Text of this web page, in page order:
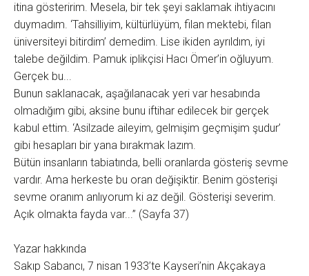
itina gösteririm. Mesela, bir tek şeyi saklamak ihtiyacını
duymadım. ‘Tahsilliyim, kültürlüyüm, filan mektebi, filan
üniversiteyi bitirdim’ demedim. Lise ikiden ayrıldım, iyi
talebe değildim. Pamuk iplikçisi Hacı Ömer’in oğluyum.
Gerçek bu...
Bunun saklanacak, aşağılanacak yeri var hesabında
olmadığım gibi, aksine bunu iftihar edilecek bir gerçek
kabul ettim. ‘Asilzade aileyim, gelmişim geçmişim şudur’
gibi hesapları bir yana bırakmak lazım.
Bütün insanların tabiatında, belli oranlarda gösteriş sevme
vardır. Ama herkeste bu oran değişiktir. Benim gösterişi
sevme oranım anlıyorum ki az değil. Gösterişi severim.
Açık olmakta fayda var...” (Sayfa 37)
Yazar hakkında
Sakıp Sabancı, 7 nisan 1933’te Kayseri’nin Akçakaya